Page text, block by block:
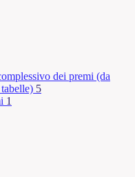
dei premi (da
5
1